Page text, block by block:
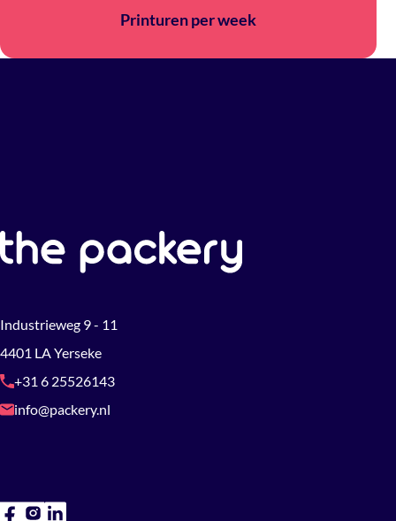
Printuren per week
Industrieweg 9 - 11
4401 LA Yerseke
+31 6 25526143
info@packery.nl